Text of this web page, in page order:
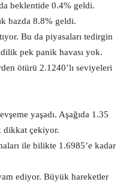
beklentide 0.4% geldi.
bazda 8.8% geldi.
Bu da piyasaları tedirgin
pek panik havası yok.
ötürü 2.1240’lı seviyeleri
yaşadı. Aşağıda 1.35
dikkat çekiyor.
ile bilikte 1.6985’e kadar
ediyor. Büyük hareketler